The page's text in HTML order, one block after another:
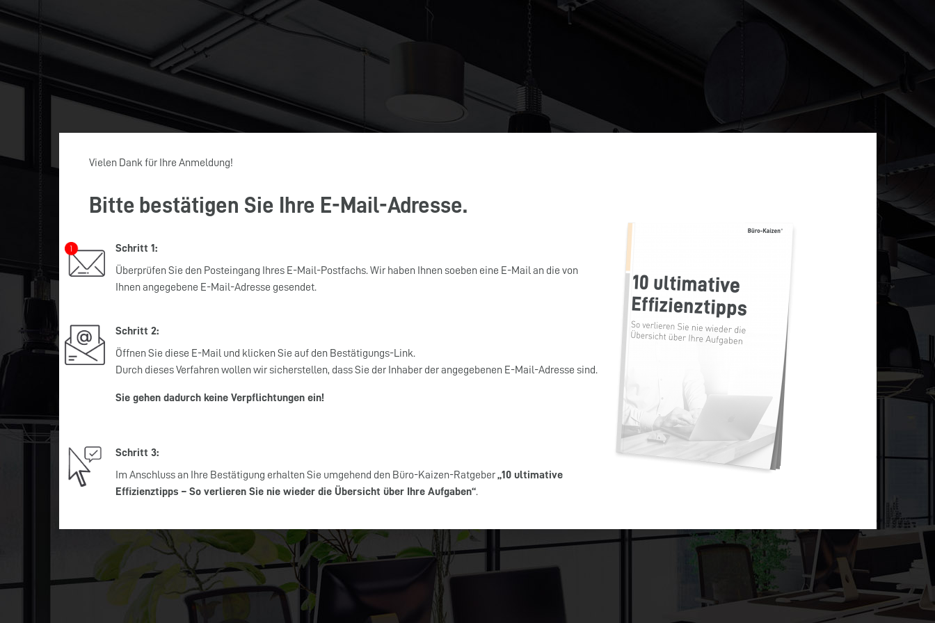
Vielen Dank für Ihre Anmeldung!
Bitte bestätigen Sie Ihre E-Mail-Adresse.
Schritt 1:
Überprüfen Sie den Posteingang Ihres E-Mail-Postfachs. Wir haben Ihnen soeben eine E-Mail an die von
Ihnen angegebene E-Mail-Adresse gesendet.
Schritt 2:
Öffnen Sie diese E-Mail und klicken Sie auf den Bestätigungs-Link.
Durch dieses Verfahren wollen wir sicherstellen, dass Sie der Inhaber der angegebenen E-Mail-Adresse sind.
Sie gehen dadurch keine Verpflichtungen ein!
Schritt 3:
Im Anschluss an Ihre Bestätigung erhalten Sie umgehend den Büro-Kaizen-Ratgeber„10 ultimative
Effizienztipps – So verlieren Sie nie wieder die Übersicht über Ihre Aufgaben“.